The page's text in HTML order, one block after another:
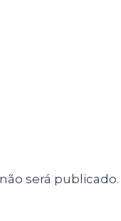
será publicado.